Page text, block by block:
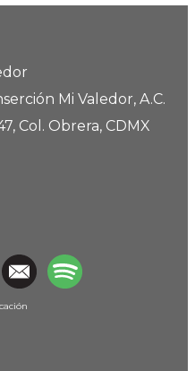
Mi Valedor, A.C.
Col. Obrera, CDMX